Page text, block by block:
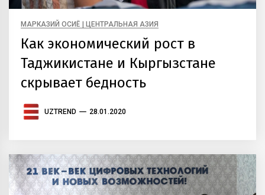
МАРКАЗИЙ ОСИЁ | ЦЕНТРАЛЬНАЯ АЗИЯ
Как экономический рост в
Таджикистане и Кыргызстане
скрывает бедность
UZTREND 28.01.2020